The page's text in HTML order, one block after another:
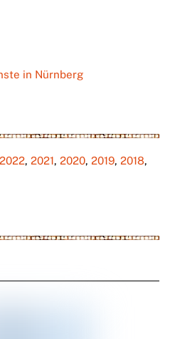
in Nürnberg
2022,2021,2020,2019,2018,